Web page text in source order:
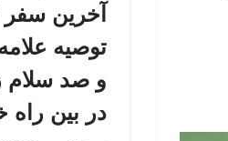
آخرین
توصیه
و صد سلام
در بین راه